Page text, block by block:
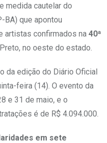
medida cautelar do
BA) que apontou
artistas confirmados na 40ª
no oeste do estado.
da edição do Diário Oficial
feira (14). O evento da
e 31 de maio, e o
é de R$ 4.094.000.
em sete